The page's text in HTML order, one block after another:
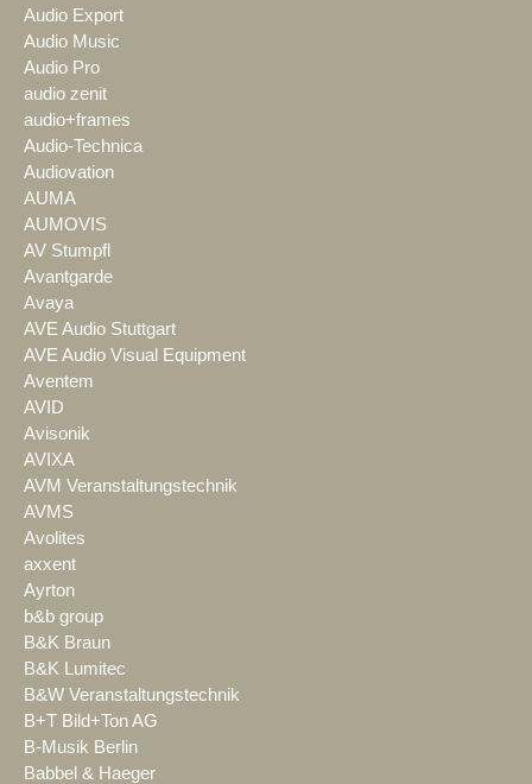
Audio Export
Audio Music
Audio Pro
audio zenit
audio+frames
Audio-Technica
Audiovation
AUMA
AUMOVIS
AV Stumpfl
Avantgarde
Avaya
AVE Audio Stuttgart
AVE Audio Visual Equipment
Aventem
AVID
Avisonik
AVIXA
AVM Veranstaltungstechnik
AVMS
Avolites
axxent
Ayrton
b&b group
B&K Braun
B&K Lumitec
B&W Veranstaltungstechnik
B+T Bild+Ton AG
B-Musik Berlin
Babbel & Haeger